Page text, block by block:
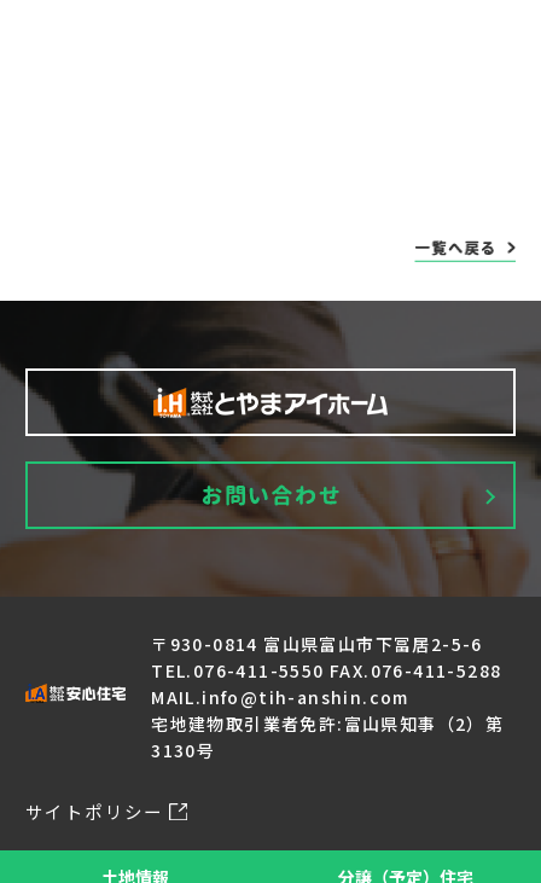
土地情報 分譲（予定）住宅
〒930-0814 富山県富山市下冨居2-5-6
TEL.076-411-5550 FAX.076-411-5288
MAIL.info@tih-anshin.com
宅地建物取引業者免許:富山県知事（2）第
3130号
サイトポリシー
© Anshinjutaku All Rights Reserved.